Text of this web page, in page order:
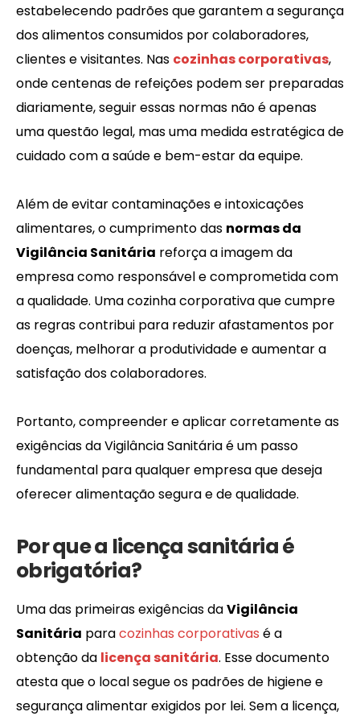
estabelecendo padrões que garantem a segurança
dos alimentos consumidos por colaboradores,
clientes e visitantes. Nas cozinhas corporativas,
onde centenas de refeições podem ser preparadas
diariamente, seguir essas normas não é apenas
uma questão legal, mas uma medida estratégica de
cuidado com a saúde e bem-estar da equipe.
Além de evitar contaminações e intoxicações
alimentares, o cumprimento das normas da
Vigilância Sanitária reforça a imagem da
empresa como responsável e comprometida com
a qualidade. Uma cozinha corporativa que cumpre
as regras contribui para reduzir afastamentos por
doenças, melhorar a produtividade e aumentar a
satisfação dos colaboradores.
Portanto, compreender e aplicar corretamente as
exigências da Vigilância Sanitária é um passo
fundamental para qualquer empresa que deseja
oferecer alimentação segura e de qualidade.
Por que a licença sanitária é
obrigatória?
Uma das primeiras exigências daVigilância
Sanitária paracozinhas corporativas é a
obtenção da licença sanitária. Esse documento
atesta que o local segue os padrões de higiene e
segurança alimentar exigidos por lei. Sem a licença,